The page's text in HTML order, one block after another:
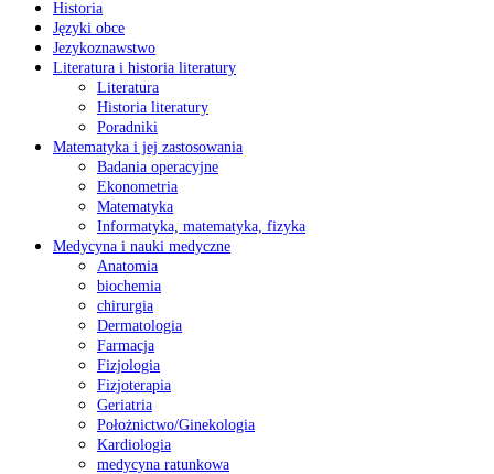
Historia
Języki obce
Jezykoznawstwo
Literatura i historia literatury
Literatura
Historia literatury
Poradniki
Matematyka i jej zastosowania
Badania operacyjne
Ekonometria
Matematyka
Informatyka, matematyka, fizyka
Medycyna i nauki medyczne
Anatomia
biochemia
chirurgia
Dermatologia
Farmacja
Fizjologia
Fizjoterapia
Geriatria
Położnictwo/Ginekologia
Kardiologia
medycyna ratunkowa